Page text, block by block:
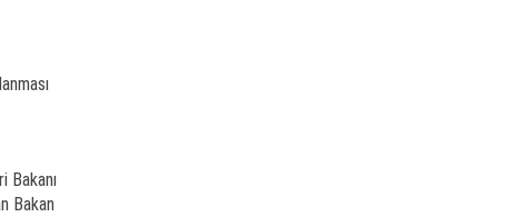
Bakanı
Bakan